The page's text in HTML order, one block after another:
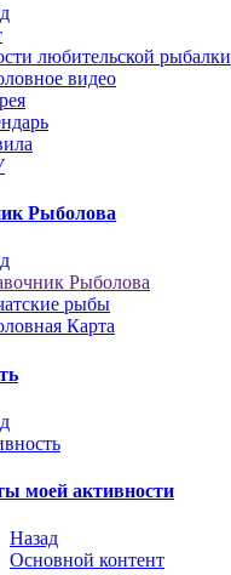
любительской рыбалки
видео
Рыболова
Рыболова
рыбы
Карта
моей активности
Назад
Основной контент